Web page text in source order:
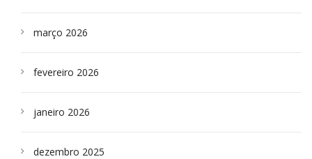
março 2026
fevereiro 2026
janeiro 2026
dezembro 2025